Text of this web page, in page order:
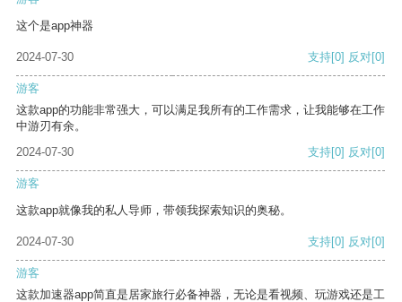
这个是app神器
2024-07-30 支持[0] 反对[0]
游客
这款app的功能非常强大，可以满足我所有的工作需求，让我能够在工作
中游刃有余。
2024-07-30
支持[0] 反对[0]
游客
这款app就像我的私人导师，带领我探索知识的奥秘。
2024-07-30 支持[0] 反对[0]
游客
这款加速器app简直是居家旅行必备神器，无论是看视频、玩游戏还是工